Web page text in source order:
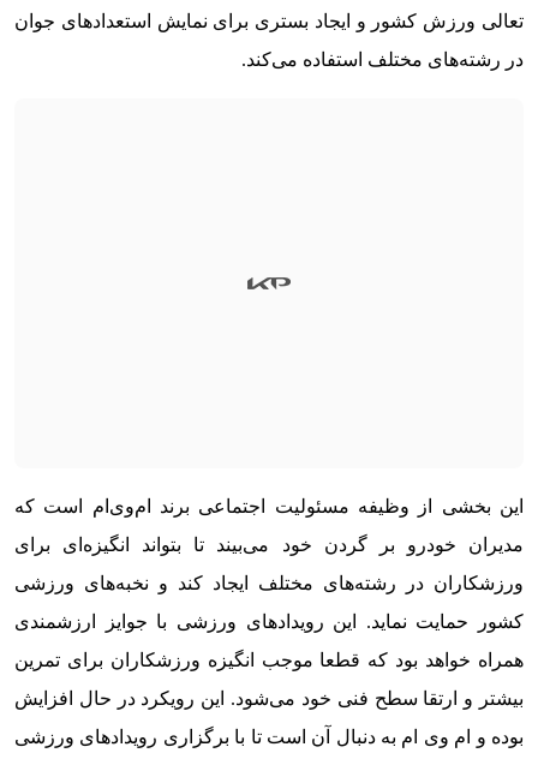
تعالی ورزش کشور و ایجاد بستری برای نمایش استعدادهای جوان
در رشته‌های مختلف استفاده می‌کند.
این بخشی از وظیفه مسئولیت اجتماعی برند ام‌وی‌ام است که
مدیران خودرو بر گردن خود می‌بیند تا بتواند انگیزه‌ای برای
ورزشکاران در رشته‌های مختلف ایجاد کند و نخبه‌های ورزشی
کشور حمایت نماید. این رویدادهای ورزشی با جوایز ارزشمندی
همراه خواهد بود که قطعا موجب انگیزه ورزشکاران برای تمرین
بیشتر و ارتقا سطح فنی خود می‌شود. این رویکرد در حال افزایش
بوده و ام وی ام به دنبال آن است تا با برگزاری رویدادهای ورزشی